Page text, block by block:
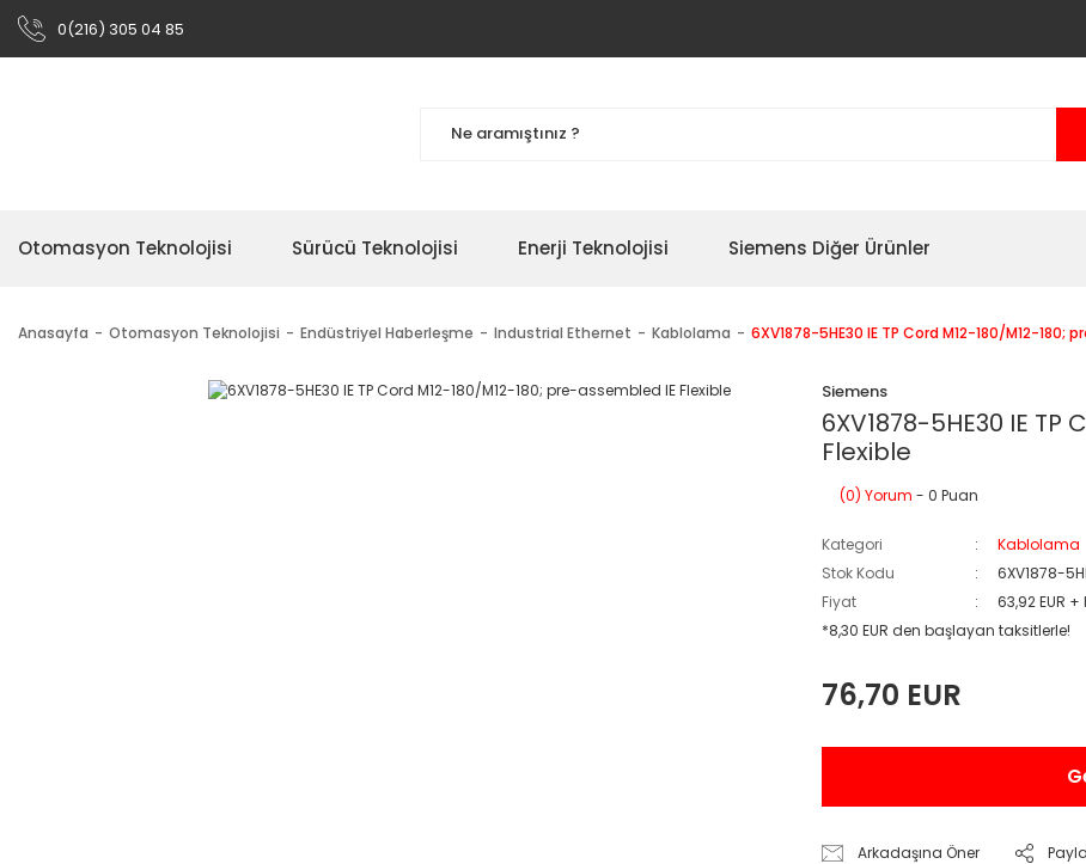
0(216) 305 04 85
Otomasyon Teknolojisi Sürücü Teknolojisi Enerji Teknolojisi Siemens Diğer Ürünler
Anasayfa Otomasyon Teknolojisi Endüstriyel Haberleşme Industrial Ethernet Kablolama 6XV1878-5HE30 IE TP Cord M12-180/M12-180;
Siemens
6XV1878-5HE30 IE
Flexible
(0) Yorum - 0 Puan
Kategori
Kablolama
Stok Kodu
6XV1878-
Fiyat
63,92 EUR +
*8,30 EUR den başlayan taksitlerle!
76,70 EUR
Arkadaşına Öner